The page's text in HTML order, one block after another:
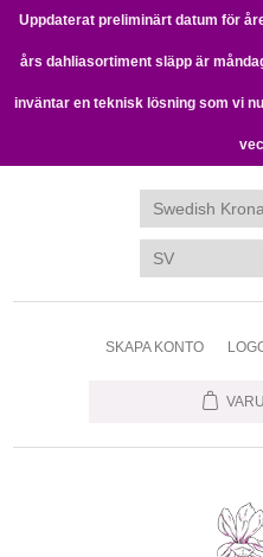
Uppdaterat preliminärt datum för
års dahliasortiment släpp är
inväntar en teknisk lösning som vi
SKAPA KONTO